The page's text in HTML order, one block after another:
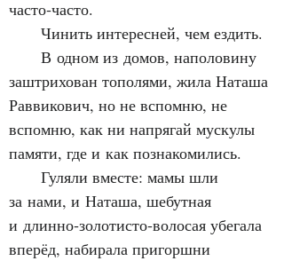
часто‑часто.
Чинить интересней, чем ездить.
В одном из домов, наполовину
заштрихован тополями, жила Наташа
Раввикович, но не вспомню, не
вспомню, как ни напрягай мускулы
памяти, где и как познакомились.
Гуляли вместе: мамы шли
за нами, и Наташа, шебутная
и длинно‑золотисто‑волосая убегала
вперёд, набирала пригоршни